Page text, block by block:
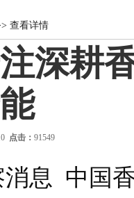
查看详情
深耕
点击： 91549
息 中国香